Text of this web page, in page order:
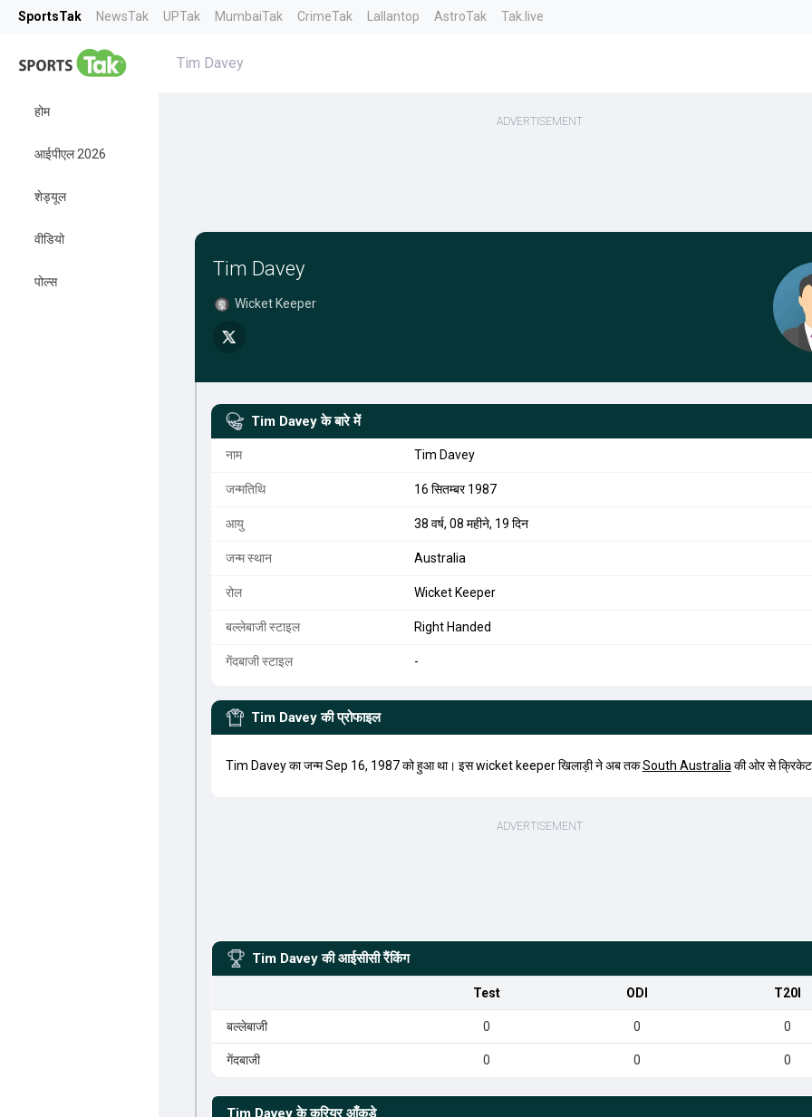
SportsTak NewsTak UPTak MumbaiTak CrimeTak Lallantop AstroTak Tak.live
होम
आईपीएल 2026
शेड्यूल
वीडियो
पोल्स
Tim Davey
Tim Davey
Wicket Keeper
Tim Davey के बारे में
नाम Tim Davey
जन्मतिथि 16 सितम्बर 1987
आयु 38 वर्ष, 08 महीने, 19 दिन
जन्म स्थान Australia
रोल Wicket Keeper
बल्लेबाजी स्टाइल Right Handed
गेंदबाजी स्टाइल -
Tim Davey की प्रोफाइल
Tim Davey का जन्म Sep 16, 1987 को हुआ था। इस wicket keeper खिलाड़ी ने अब तकSouth Australia की ओर से
Tim Davey की आईसीसी रैंकिंग
Test ODI T20I
बल्लेबाजी 0 0 0
गेंदबाजी 0 0 0
Tim Davey के करियर आँकड़े